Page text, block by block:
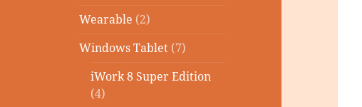
Wearable (2)
Windows Tablet (7)
iWork 8 Super Edition
(4)